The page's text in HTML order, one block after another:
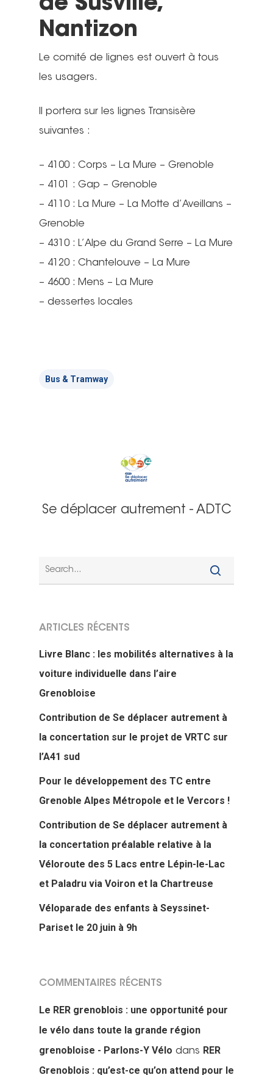
Nantizon
Le comité de lignes est ouvert à tous
les usagers.
Il portera sur les lignes Transisère
suivantes :
– 4100 : Corps – La Mure – Grenoble
– 4101 : Gap – Grenoble
– 4110 : La Mure – La Motte d’Aveillans –
Grenoble
– 4310 : L’Alpe du Grand Serre – La Mure
– 4120 : Chantelouve – La Mure
– 4600 : Mens – La Mure
– dessertes locales
Bus & Tramway
Se déplacer autrement - ADTC
ARTICLES RÉCENTS
Livre Blanc : les mobilités alternatives à la
voiture individuelle dans l’aire
Grenobloise
Contribution de Se déplacer autrement à
la concertation sur le projet de VRTC sur
l’A41 sud
Pour le développement des TC entre
Grenoble Alpes Métropole et le Vercors !
Contribution de Se déplacer autrement à
la concertation préalable relative à la
Véloroute des 5 Lacs entre Lépin-le-Lac
et Paladru via Voiron et la Chartreuse
Véloparade des enfants à Seyssinet-
Pariset le 20 juin à 9h
COMMENTAIRES RÉCENTS
Le RER grenoblois : une opportunité pour
le vélo dans toute la grande région
grenobloise - Parlons-Y Vélo dans RER
Grenoblois : qu’est-ce qu’on attend pour le